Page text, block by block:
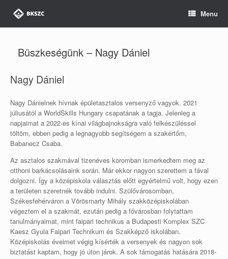
Menu
Büszkeségünk – Nagy Dániel
Nagy Dániel
Nagy Dánielnek hívnak épületasztalos versenyző vagyok. 2021
júliusától a WorldSkills Hungary csapatának a tagja. Jelenleg a
napjaimat a 2022-es kínai világbajnokságra való felkészüléssel
töltöm, ebben pedig a legnagyobb segítségem a szakértőm,
Babanecz Csaba.
Az asztalos szakmával tizenéves koromban ismerkedtem meg az
otthoni barkácsolásaink során. Már ekkor nagyon szerettem a fával
dolgozni. Így a középiskola választás előtt egyértelmű volt, hogy ezen
a területen szeretnék tovább indulni. Szülővárosomban,
Székesfehérváron a Vörösmarty Mihály szakközépiskolában
végeztem el a szakmát, ezután pedig a fővárosban folytattam
tanulmányaimat, mint faipari technikus a Budapesti Komplex SZC
Kaesz Gyula Faipari Technikum és Szakképző iskolában.
Középiskolás éveimet végig kísérték a versenyek és nagyon sok
biztatást kaptam, hogy jó úton járok. A sok támogatás hatására 2018-